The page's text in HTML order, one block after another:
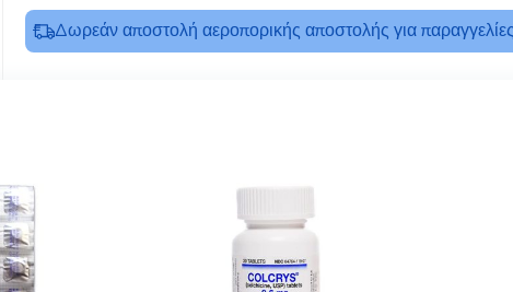
Δωρεάν αποστολή αεροπορικής αποστολής για